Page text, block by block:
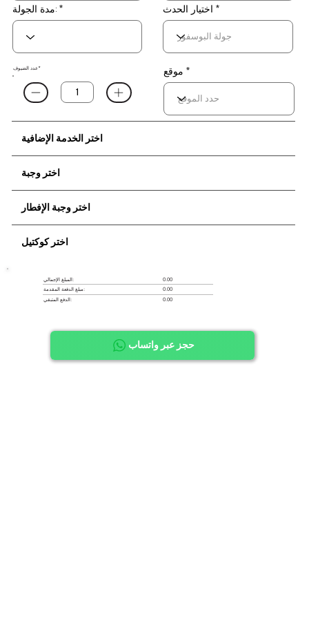
مدة الجولة: اختيار الحدث
عدد الضيوف* موقع *
اختر الخدمة الإضافية
اختر وجبة
اختر وجبة الإفطار
اختر كوكتيل
المبلغ الإجمالي:
0.00
مبلغ الدفعة المقدمة:
0.00
الدفع المتبقي:
0.00
حجز عبر واتساب